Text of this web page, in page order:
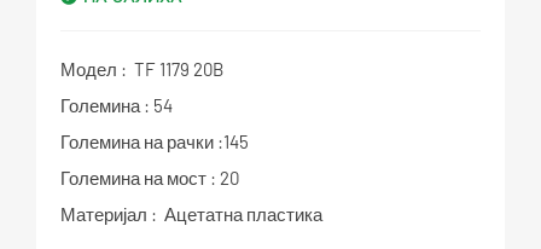
Модел : TF 1179 20B
Големина : 54
Големина на рачки :145
Големина на мост : 20
Материјал : Ацетатна пластика